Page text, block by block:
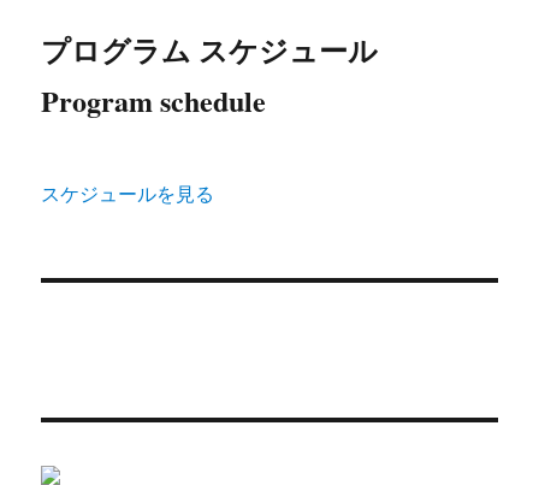
プログラム スケジュール
Program schedule
スケジュールを見る